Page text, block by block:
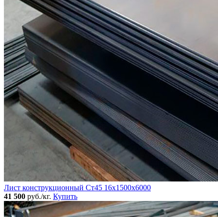
Лист конструкционный Ст45 16х1500х6000
41 500 руб./кг. Купить